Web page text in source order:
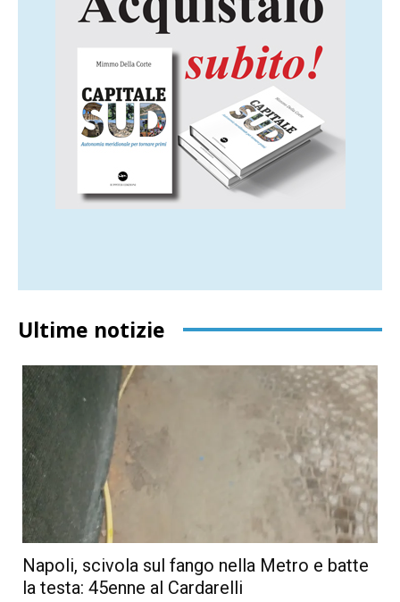
Ultime notizie
Napoli, scivola sul fango nella Metro e batte
la testa: 45enne al Cardarelli